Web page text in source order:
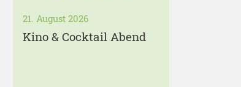
21. August 2026
Kino & Cocktail Abend